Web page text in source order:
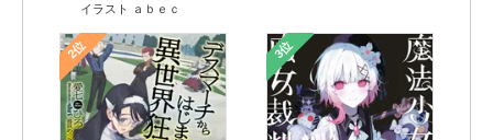
イラスト ａｂｅｃ
2位 3位